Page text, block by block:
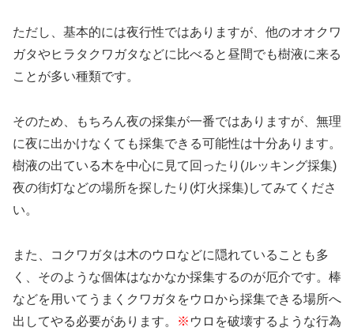
ただし、基本的には夜行性ではありますが、他のオオクワ
ガタやヒラタクワガタなどに比べると昼間でも樹液に来る
ことが多い種類です。
そのため、もちろん夜の採集が一番ではありますが、無理
に夜に出かけなくても採集できる可能性は十分あります。
樹液の出ている木を中心に見て回ったり(ルッキング採集)
夜の街灯などの場所を探したり(灯火採集)してみてくださ
い。
また、コクワガタは木のウロなどに隠れていることも多
く、そのような個体はなかなか採集するのが厄介です。棒
などを用いてうまくクワガタをウロから採集できる場所へ
出してやる必要があります。
※ ウロを破壊するような行為